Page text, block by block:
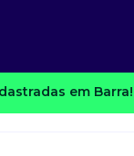
em Barra!